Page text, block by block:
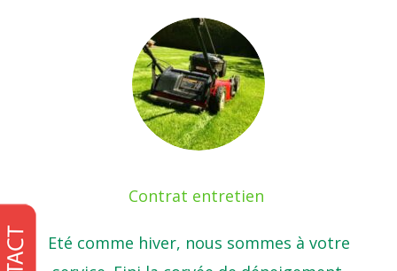
Contrat entretien
Eté comme hiver, nous sommes à votre